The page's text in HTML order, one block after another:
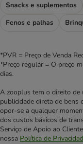
Snacks e suplementos
Fenos e palhas
*PVR = Preço de Venda
*Preço regular = O preço
dias.
A zooplus tem o direito de
publicidade direta de bens
opor-se a qualquer
dos custos básicos de
Serviço de Apoio ao
nossa Política de